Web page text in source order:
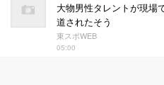
大物男性タレントが現場
道されたそう
東スポWEB
05:00